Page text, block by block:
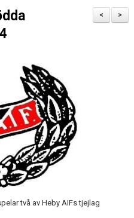
>
<
två av Heby AIFs tjejlag